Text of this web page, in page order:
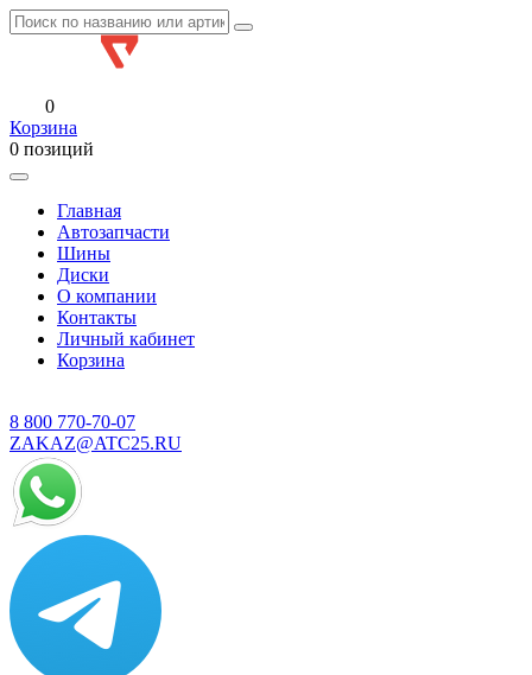
0
Корзина
0 позиций
Главная
Автозапчасти
Шины
Диски
О компании
Контакты
Личный кабинет
Корзина
8 800 770-70-07
ZAKAZ@ATC25.RU